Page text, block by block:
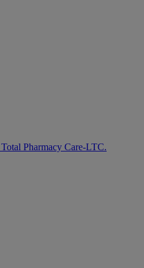
Pharmacy Care-LTC.